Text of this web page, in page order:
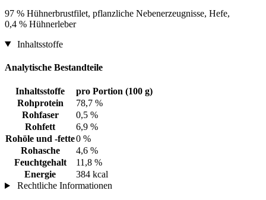
97 % Hühnerbrustfilet, pflanzliche Nebenerzeugnisse, Hefe,
0,4 % Hühnerleber
Inhaltsstoffe
Analytische Bestandteile
Inhaltsstoffe
pro Portion (100 g)
Rohprotein
78,7 %
Rohfaser
0,5 %
Rohfett
6,9 %
Rohöle und -fette0 %
Rohasche
4,6 %
Feuchtgehalt
11,8 %
Energie
384 kcal
Rechtliche Informationen